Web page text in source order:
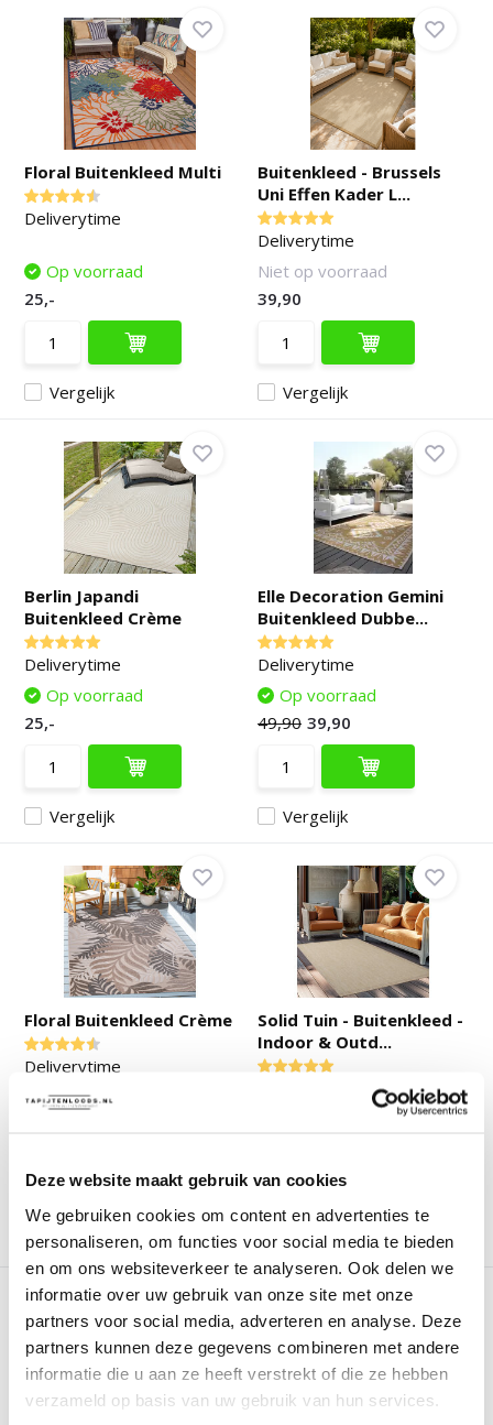
Deze website maakt gebruik van cookies
We gebruiken cookies om content en advertenties te
personaliseren, om functies voor social media te bieden
en om ons websiteverkeer te analyseren. Ook delen we
informatie over uw gebruik van onze site met onze
partners voor social media, adverteren en analyse. Deze
partners kunnen deze gegevens combineren met andere
informatie die u aan ze heeft verstrekt of die ze hebben
verzameld op basis van uw gebruik van hun services.
Floral Buitenkleed Multi
Deliverytime
Vergelijk
Op voorraad
25,-
Buitenkleed - Brussels
Uni Effen Kader L...
Deliverytime
Vergelijk
Niet op voorraad
39,90
Berlin Japandi
Buitenkleed Crème
Deliverytime
Vergelijk
Op voorraad
25,-
Elle Decoration Gemini
Buitenkleed Dubbe...
Deliverytime
Vergelijk
Op voorraad
49,90 39,90
Floral Buitenkleed Crème
Deliverytime
Vergelijk
Solid Tuin - Buitenkleed -
Indoor & Outd...
Vergelijk